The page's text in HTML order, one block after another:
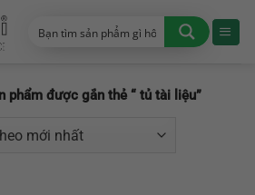
phẩm được gắn thẻ “ tủ tài liệu”